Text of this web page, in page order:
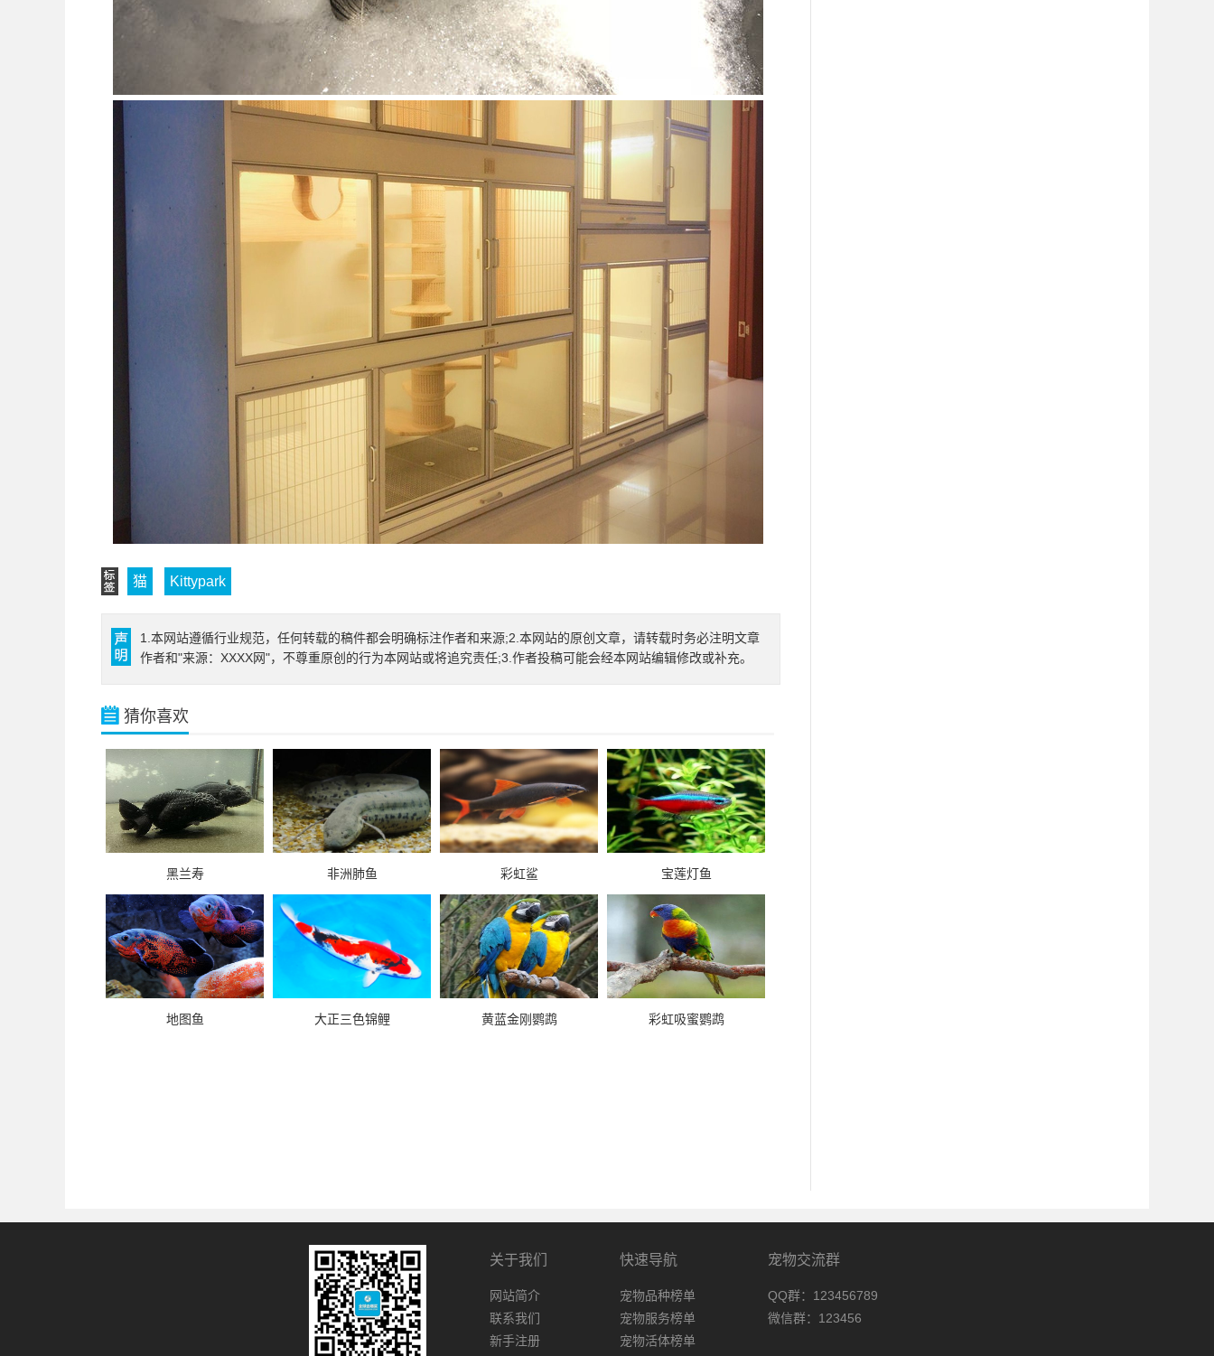
猫 Kittypark
1.本网站遵循行业规范，任何转载的稿件都会明确标注作者和来源;2.本网站的原创文章，请转载时务必注明文章
作者和"来源：XXXX网"，不尊重原创的行为本网站或将追究责任;3.作者投稿可能会经本网站编辑修改或补充。
猜你喜欢
黑兰寿 非洲肺鱼 彩虹鲨 宝莲灯鱼
地图鱼 大正三色锦鲤 黄蓝金刚鹦鹉 彩虹吸蜜鹦鹉
关于我们
网站简介
联系我们
新手注册
快速导航
宠物品种榜单
宠物服务榜单
宠物活体榜单
宠物交流群
QQ群：123456789
微信群：123456